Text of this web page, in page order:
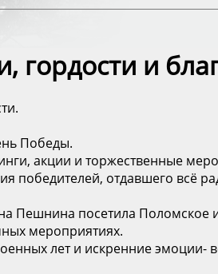
и
Победы.
акции и торжественные
победителей, отдавшего всё
Пешнина посетила Поломское
мероприятиях.
лет и искренние эмоции-